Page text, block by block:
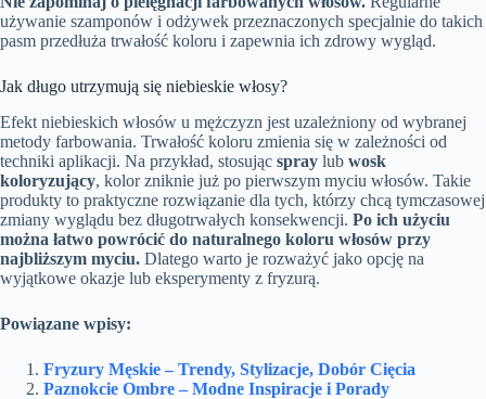
używanie szamponów i odżywek przeznaczonych specjalnie do takich
pasm przedłuża trwałość koloru i zapewnia ich zdrowy wygląd.
Jak długo utrzymują się niebieskie włosy?
Efekt niebieskich włosów u mężczyzn jest uzależniony od wybranej
metody farbowania. Trwałość koloru zmienia się w zależności od
techniki aplikacji. Na przykład, stosując spray lub wosk
koloryzujący, kolor zniknie już po pierwszym myciu włosów. Takie
produkty to praktyczne rozwiązanie dla tych, którzy chcą tymczasowej
zmiany wyglądu bez długotrwałych konsekwencji. Po ich użyciu
można łatwo powrócić do naturalnego koloru włosów przy
najbliższym myciu. Dlatego warto je rozważyć jako opcję na
wyjątkowe okazje lub eksperymenty z fryzurą.
Powiązane wpisy:
Fryzury Męskie – Trendy, Stylizacje, Dobór Cięcia
Paznokcie Ombre – Modne Inspiracje i Porady